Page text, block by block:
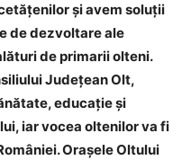
și avem soluții
de dezvoltare ale
de primarii olteni.
Județean Olt,
educație și
iar vocea oltenilor va fi
Orașele Oltului